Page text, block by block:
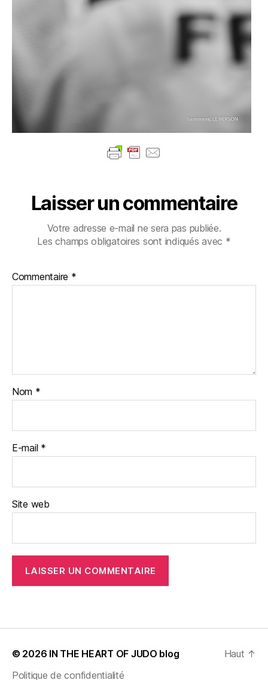
Laisser un commentaire
Votre adresse e-mail ne sera pas publiée.
Les champs obligatoires sont indiqués avec *
Commentaire *
Nom *
E-mail *
Site web
© 2026 IN THE HEART OF JUDO blog
Politique de confidentialité
Haut ↑